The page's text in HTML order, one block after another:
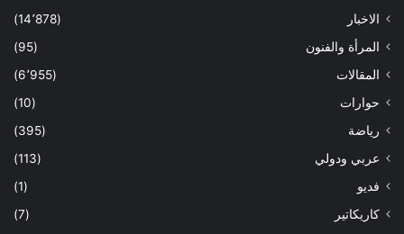
الاخبار
(14٬878)
المرأة والفنون
(95)
المقالات
(6٬955)
حوارات
(10)
رياضة
(395)
عربي ودولي
(113)
فديو
(1)
كاريكاتير
(7)